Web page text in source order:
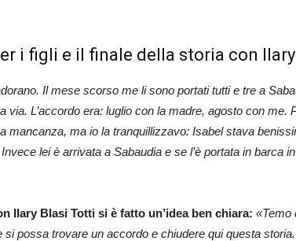
i figli e il finale della storia con Ilary
Il mese scorso me li sono portati tutti e tre a
via. L’accordo era: luglio con la madre, agosto con me.
mancanza, ma io la tranquillizzavo: Isabel stava
lei è arrivata a Sabaudia e se l’è portata in barca in
Ilary Blasi Totti si è fatto un’idea ben chiara: «Temo
possa trovare un accordo e chiudere qui questa